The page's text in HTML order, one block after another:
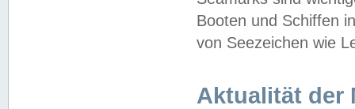
Booten und Schiffen
von Seezeichen wie
Aktualität der